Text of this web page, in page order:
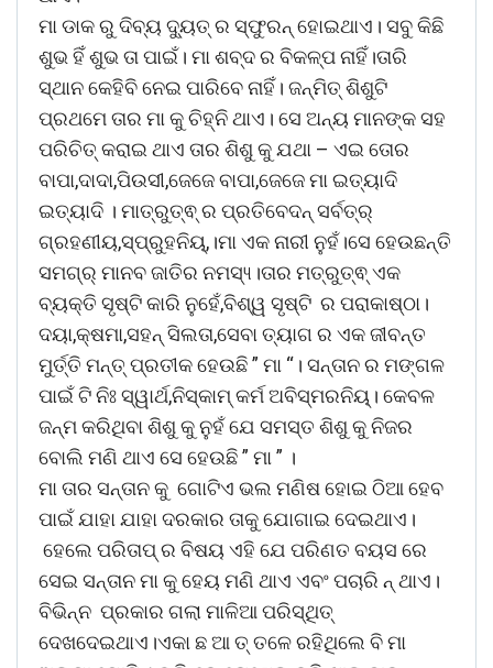
ମା ଡାକ ରୁ ଦିବ୍ୟ ଦ୍ୟୁତ୍ ର ସ୍ଫୁରନ୍ ହୋଇଥାଏ। ସବୁ କିଛି
ଶୁଭ ହିଁ ଶୁଭ ତା ପାଇଁ। ମା ଶବ୍ଦ ର ବିକଳ୍ପ ନାହିଁ।ତାରି
ସ୍ଥାନ କେହିବି ନେଇ ପାରିବେ ନାହିଁ। ଜନ୍ମିତ୍ ଶିଶୁଟି
ପ୍ରଥମେ ତାର ମା କୁ ଚିହ୍ନି ଥାଏ। ସେ ଅନ୍ୟ ମାନଙ୍କ ସହ
ପରିଚିତ୍ କରାଇ ଥାଏ ତାର ଶିଶୁ କୁ ଯଥା – ଏଇ ତୋର
ବାପା,ଦାଦା,ପିଉସୀ,ଜେଜେ ବାପା,ଜେଜେ ମା ଇତ୍ୟାଦି
ଇତ୍ୟାଦି । ମାତ୍ରୁତ୍ଵ୍ ର ପ୍ରତିବେଦନ୍ ସର୍ବତ୍ର୍
ଗ୍ରହଣୀୟ,ସ୍ପ୍ରୁହନିୟ୍,।ମା ଏକ ନାରୀ ନୁହଁ।ସେ ହେଉଛନ୍ତି
ସମଗ୍ର୍ ମାନବ ଜାତିର ନମସ୍ୟ୍।ତାର ମତ୍ରୁତ୍ଵ୍ ଏକ
ବ୍ୟକ୍ତି ସୃଷ୍ଟି କାରି ନୁହେଁ,ବିଶ୍ୱ ସୃଷ୍ଟି ର ପରାକାଷ୍ଠା।
ଦୟା,କ୍ଷମା,ସହନ୍ ସିଲତା,ସେବା ତ୍ୟାଗ ର ଏକ ଜୀବନ୍ତ
ମୁର୍ତ୍ତି ମନ୍ତ୍ ପ୍ରତୀକ ହେଉଛି ” ମା “। ସନ୍ତାନ ର ମଙ୍ଗଳ
ପାଇଁ ଟି ନିଃ ସ୍ୱାର୍ଥ,ନିସ୍କାମ୍ କର୍ମ ଅବିସ୍ମରନିୟ୍। କେବଳ
ଜନ୍ମ କରିଥିବା ଶିଶୁ କୁ ନୁହଁ ଯେ ସମସ୍ତ ଶିଶୁ କୁ ନିଜର
ବୋଲି ମଣି ଥାଏ ସେ ହେଉଛି ” ମା ” ।
ମା ତାର ସନ୍ତାନ କୁ ଗୋଟିଏ ଭଲ ମଣିଷ ହୋଇ ଠିଆ ହେବ
ପାଇଁ ଯାହା ଯାହା ଦରକାର ତାକୁ ଯୋଗାଇ ଦେଇଥାଏ।
ହେଲେ ପରିତାପ୍ ର ବିଷୟ ଏହି ଯେ ପରିଣତ ବୟସ ରେ
ସେଇ ସନ୍ତାନ ମା କୁ ହେୟ ମଣି ଥାଏ ଏବଂ ପଚାରି ନ୍ ଥାଏ।
ବିଭିନ୍ନ ପ୍ରକାର ଗଲା ମାଳିଆ ପରିସ୍ଥିତ୍
ଦେଖଦେଇଥାଏ।ଏକା ଛ ଆ ତ୍ ତଳେ ରହିଥିଲେ ବି ମା